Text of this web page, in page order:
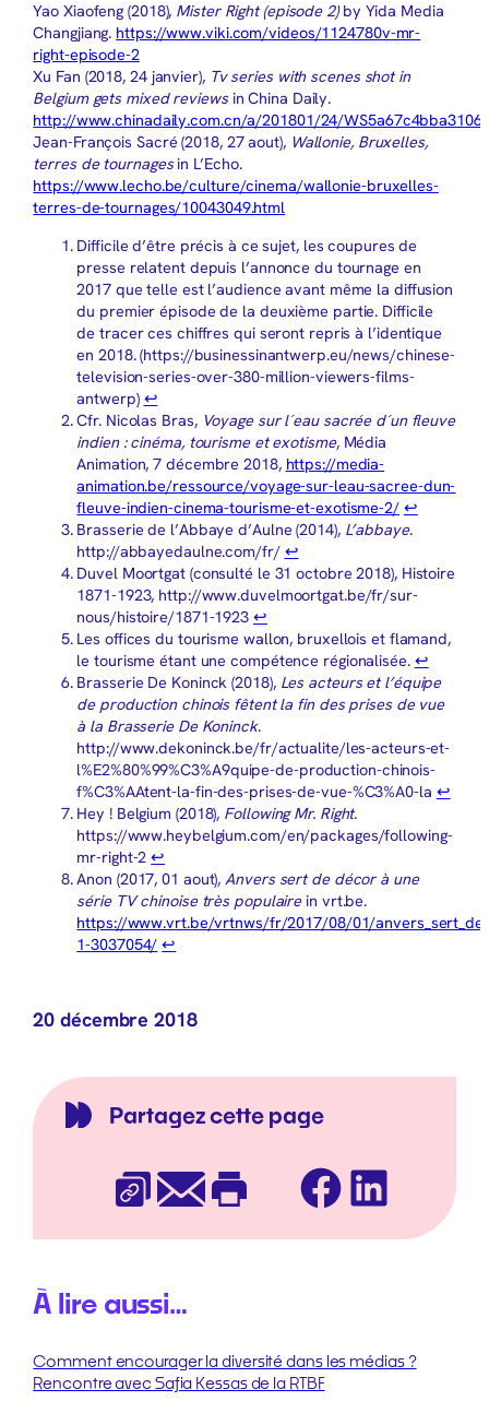
Yao Xiaofeng (2018), Mister Right (episode 2)by Yida Media
Changjiang. https://www.viki.com/videos/1124780v-mr-
right-episode-2
Xu Fan (2018, 24 janvier), Tv series with scenes shot in
Belgium gets mixed reviewsin China Daily.
http://www.chinadaily.com.cn/a/201801/24/
Jean-François Sacré (2018, 27 aout), Wallonie, Bruxelles,
terres de tournagesin L’Echo.
https://www.lecho.be/culture/cinema/wallonie-bruxelles-
terres-de-tournages/10043049.html
Difficile d’être précis à ce sujet, les coupures de
presse relatent depuis l’annonce du tournage en
2017 que telle est l’audience avant même la diffusion
du premier épisode de la deuxième partie. Difficile
de tracer ces chiffres qui seront repris à l’identique
en 2018. (https://businessinantwerp.eu/news/chinese-
television-series-over-380-million-viewers-films-
antwerp) ↩︎
Cfr. Nicolas Bras, Voyage sur l´eau sacrée d´un fleuve
indien : cinéma, tourisme et exotisme, Média
Animation, 7 décembre 2018, https://media-
animation.be/ressource/voyage-sur-leau-sacree-dun-
fleuve-indien-cinema-tourisme-et-exotisme-2/ ↩︎
Brasserie de l’Abbaye d’Aulne (2014), L’abbaye.
http://abbayedaulne.com/fr/ ↩︎
Duvel Moortgat (consulté le 31 octobre 2018), Histoire
1871-1923, http://www.duvelmoortgat.be/fr/sur-
nous/histoire/1871-1923 ↩︎
Les offices du tourisme wallon, bruxellois et flamand,
le tourisme étant une compétence régionalisée. ↩︎
Brasserie De Koninck (2018), Les acteurs et l’équipe
de production chinois fêtent la fin des prises de vue
à la Brasserie De Koninck.
http://www.dekoninck.be/fr/actualite/les-acteurs-et-
l%E2%80%99%C3%A9quipe-de-production-chinois-
f%C3%AAtent-la-fin-des-prises-de-vue-%C3%A0-la ↩︎
Hey ! Belgium (2018), Following Mr. Right.
https://www.heybelgium.com/en/packages/following-
mr-right-2↩︎
Anon (2017, 01 aout),Anvers sert de décor à une
série TV chinoise très populairein vrt.be.
https://www.vrt.be/vrtnws/fr/2017/08/01/
1-3037054/ ↩︎
20 décembre 2018
Partagez cette page
Copier l’URL
E-mail Imprimer FacebookLinkedIn
À lire aussi…
Comment encourager la diversité dans les médias ?
Rencontre avec Safia Kessas de la RTBF